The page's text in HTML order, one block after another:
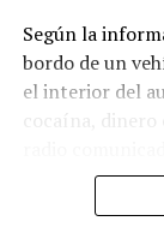
—
la
Comparte esto:
Según la
bordo de un
el interior del
cocaína,
metálicas, un
y varias bolsas